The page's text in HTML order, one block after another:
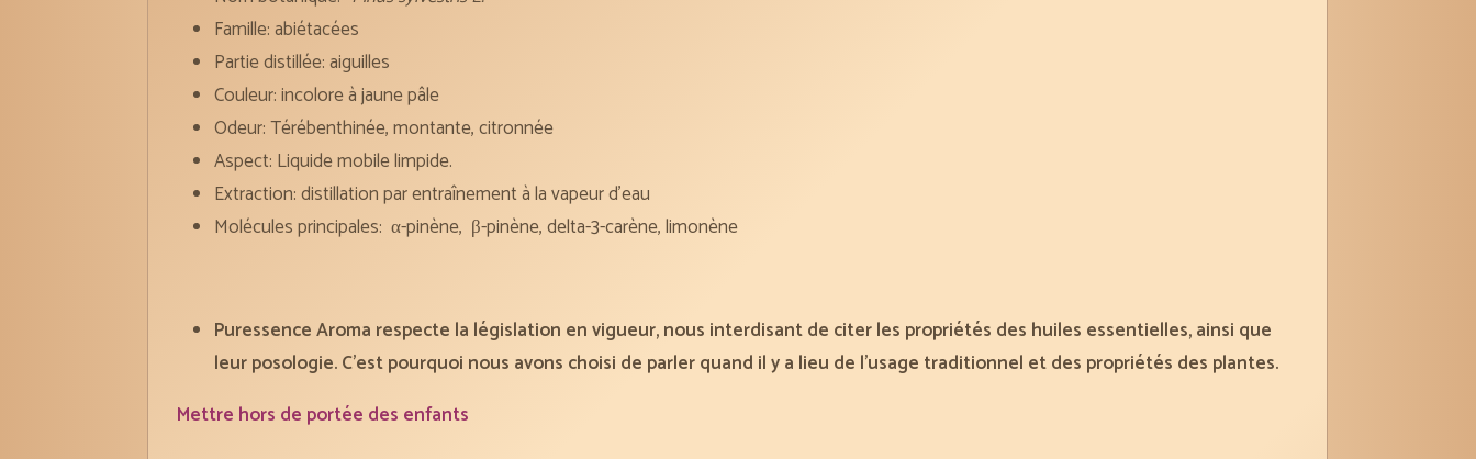
Famille: abiétacées
Partie distillée: aiguilles
Couleur: incolore à jaune pâle
Odeur: Térébenthinée, montante, citronnée
Aspect: Liquide mobile limpide.
Extraction: distillation par entraînement à la vapeur d’eau
Molécules principales: α-pinène, β-pinène, delta-3-carène, limonène
Puressence Aroma respecte la législation en vigueur, nous interdisant de citer les propriétés des huiles essentielles, ainsi que
leur posologie. C’est pourquoi nous avons choisi de parler quand il y a lieu de l’usage traditionnel et des propriétés des plantes.
Mettre hors de portée des enfants